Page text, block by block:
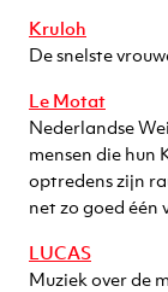
Kruloh
De snelste
Le Motat
Nederlandse
mensen die hun
optredens zijn
net zo goed één
LUCAS
Muziek over de